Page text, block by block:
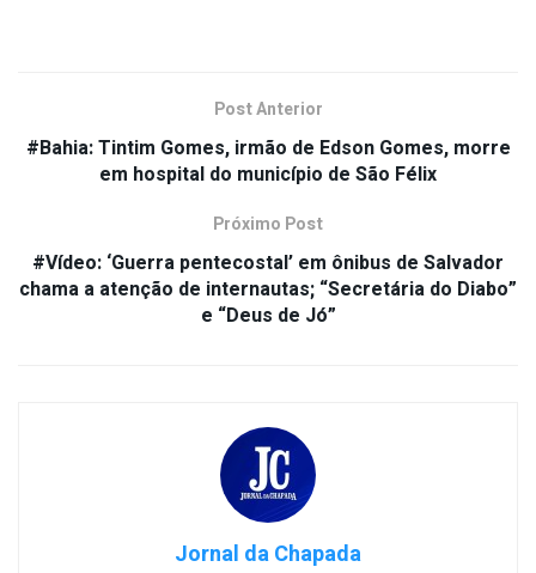
Post Anterior
#Bahia: Tintim Gomes, irmão de Edson Gomes, morre
em hospital do município de São Félix
Próximo Post
#Vídeo: ‘Guerra pentecostal’ em ônibus de Salvador
chama a atenção de internautas; “Secretária do Diabo”
e “Deus de Jó”
Jornal da Chapada